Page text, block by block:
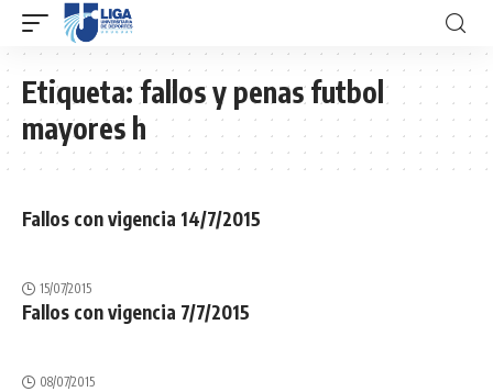
Etiqueta:fallos y penas futbol
mayores h
Fallos con vigencia 14/7/2015
15/07/2015
Fallos con vigencia 7/7/2015
08/07/2015